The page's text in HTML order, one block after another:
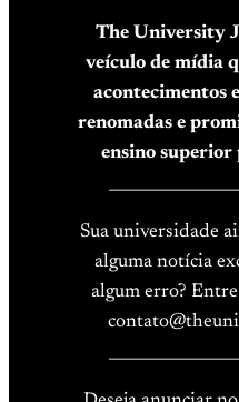
The University
veículo de mídia
acontecimentos
renomadas e
ensino
Sua universidade
alguma notícia
algum erro?